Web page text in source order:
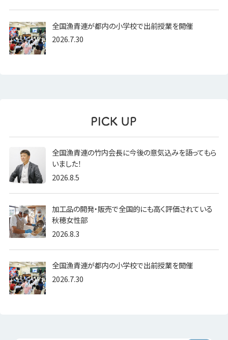
全国漁青連が都内の小学校で出前授業を開催
2026.7.30
全国漁青連の竹内会長に今後の意気込みを語ってもら
いました！
2026.8.5
加工品の開発・販売で全国的にも高く評価されている
秋穂女性部
2026.8.3
全国漁青連が都内の小学校で出前授業を開催
2026.7.30